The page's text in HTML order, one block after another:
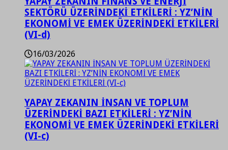
SEKTÖRÜ ÜZERİNDEKİ ETKİLERİ : YZ’NİN
EKONOMİ VE EMEK ÜZERİNDEKİ ETKİLERİ
(VI-d)
16/03/2026
YAPAY ZEKANIN İNSAN VE TOPLUM
ÜZERİNDEKİ BAZI ETKİLERİ : YZ’NİN
EKONOMİ VE EMEK ÜZERİNDEKİ ETKİLERİ
(VI-c)